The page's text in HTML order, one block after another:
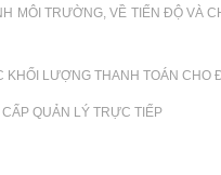
MÔI TRƯỜNG, VỀ TIẾN ĐỘ VÀ
LƯỢNG THANH TOÁN CHO
QUẢN LÝ TRỰC TIẾP